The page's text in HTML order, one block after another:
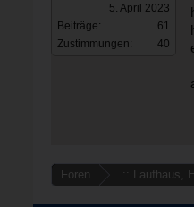
5. April 2023
Beiträge:
61
Zustimmungen:
40
Foren ..:: Laufhaus,